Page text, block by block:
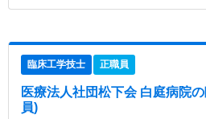
臨床工学技士 正職員
医療法人社団松下会 白庭病院
員)